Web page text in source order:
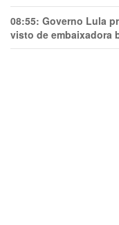
08:55: Governo Lula
visto de embaixadora